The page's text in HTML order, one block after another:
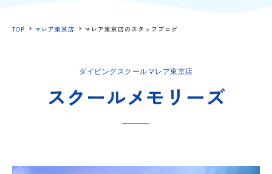
TOP マレア東京店 マレア東京店のスタッフブログ
ダイビングスクールマレア東京店
スクールメモリーズ